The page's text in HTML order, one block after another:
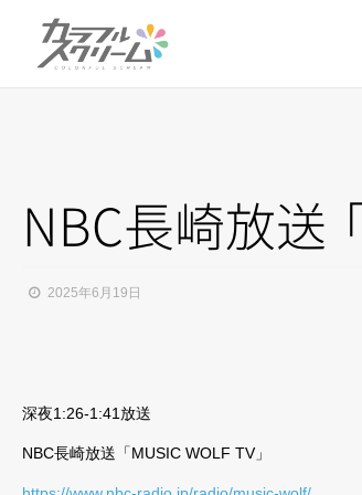
NBC長崎放送「
2025年6月19日
深夜1:26-1:41放送
NBC長崎放送「MUSIC WOLF TV」